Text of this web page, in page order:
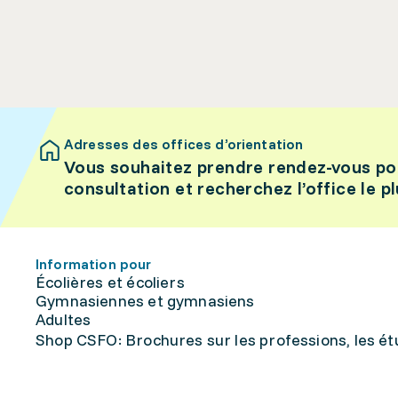
Adresses des offices d’orientation
Vous souhaitez prendre rendez-vous
consultation et recherchez l’office le
Information pour
Écolières et écoliers
Gymnasiennes et gymnasiens
Adultes
Shop CSFO: Brochures sur les professions, les